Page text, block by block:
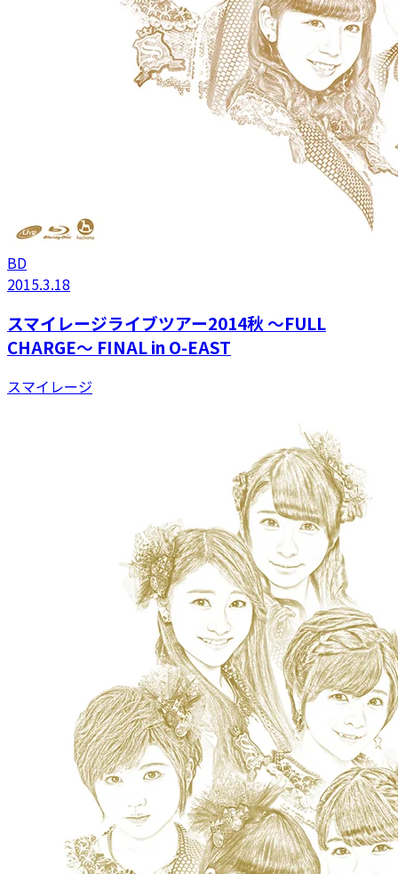
BD
2015.3.18
スマイレージライブツアー2014秋 〜FULL
CHARGE〜 FINAL in O-EAST
スマイレージ